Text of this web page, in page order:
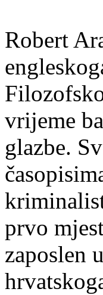
Robert
vrijeme
glazbe.
prvo
zaposlen